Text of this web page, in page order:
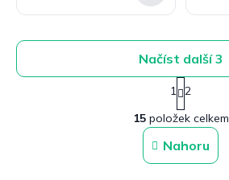
O
v
l
á
d
Načíst další 3
S
t
r
á
k
o
1 2
15položek celkem
Nahoru